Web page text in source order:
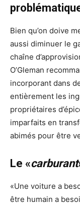
Bien qu’on doive
aussi diminuer le
chaîne
O’Gleman
incorporant dans
entièrement les
propriétaires
imparfaits en
abimés pour être
Le «carburant
«Une voiture a
être humain a